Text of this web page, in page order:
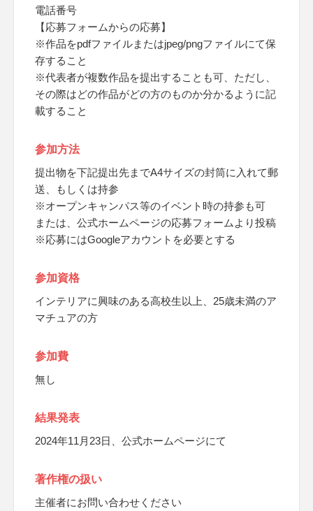
電話番号
【応募フォームからの応募】
※作品をpdfファイルまたはjpeg/pngファイルにて保
存すること
※代表者が複数作品を提出することも可、ただし、
その際はどの作品がどの方のものか分かるように記
載すること
参加方法
提出物を下記提出先までA4サイズの封筒に入れて郵
送、もしくは持参
※オープンキャンパス等のイベント時の持参も可
または、公式ホームページの応募フォームより投稿
※応募にはGoogleアカウントを必要とする
参加資格
インテリアに興味のある高校生以上、25歳未満のア
マチュアの方
参加費
無し
結果発表
2024年11月23日、公式ホームページにて
著作権の扱い
主催者にお問い合わせください